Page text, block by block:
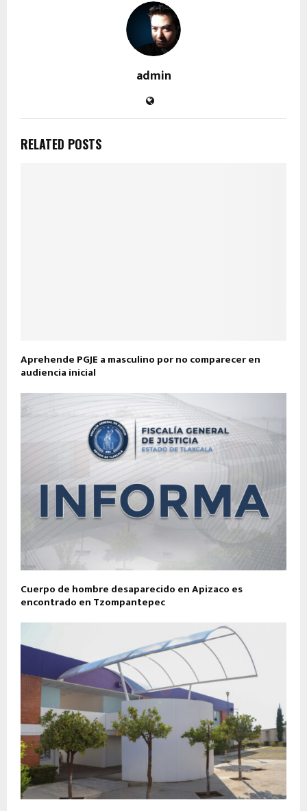
admin
RELATED POSTS
Aprehende PGJE a masculino por no comparecer en
audiencia inicial
Cuerpo de hombre desaparecido en Apizaco es
encontrado en Tzompantepec